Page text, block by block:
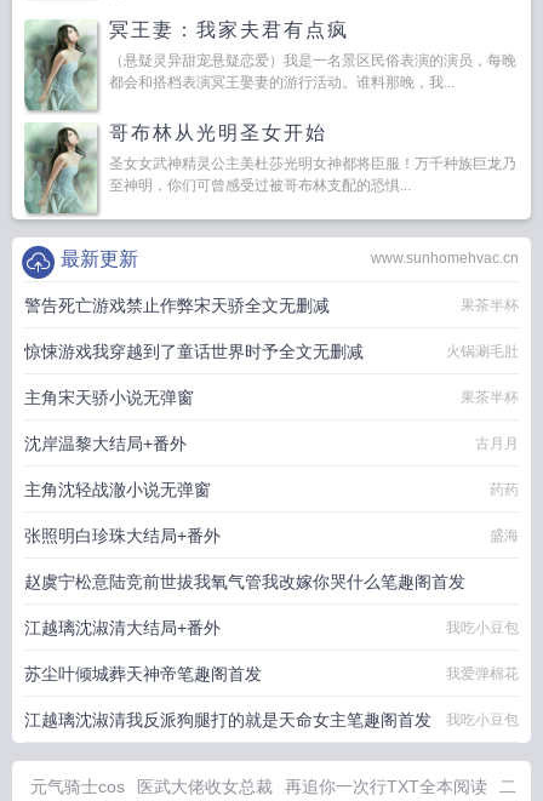
冥王妻：我家夫君有点疯
（悬疑灵异甜宠悬疑恋爱）我是一名景区民俗表演的演员，每晚
都会和搭档表演冥王娶妻的游行活动。谁料那晚，我...
哥布林从光明圣女开始
圣女女武神精灵公主美杜莎光明女神都将臣服！万千种族巨龙乃
至神明，你们可曾感受过被哥布林支配的恐惧...
www.sunhomehvac.cn
最新更新
警告死亡游戏禁止作弊宋天骄全文无删减 果茶半杯
惊悚游戏我穿越到了童话世界时予全文无删减 火锅涮毛肚
主角宋天骄小说无弹窗 果茶半杯
沈岸温黎大结局+番外 古月月
主角沈轻战澈小说无弹窗 药药
张照明白珍珠大结局+番外 盛海
赵虞宁松意陆竞前世拔我氧气管我改嫁你哭什么笔趣阁首发
北渡星海
江越璃沈淑清大结局+番外 我吃小豆包
苏尘叶倾城葬天神帝笔趣阁首发 我爱弹棉花
江越璃沈淑清我反派狗腿打的就是天命女主笔趣阁首发 我吃小豆包
元气骑士cos 医武大佬收女总裁 再追你一次行TXT全本阅读 二